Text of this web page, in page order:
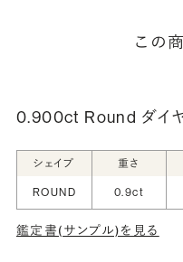
細は「商品仕様」欄をご確
シークレットストーン
と
指輪の内側に、誕生石や
宝石を選んでセッティング
この
0.900ct Round ダイ
シェイプ 重さ
ROUND 0.9ct
鑑定書(サンプル)を見る